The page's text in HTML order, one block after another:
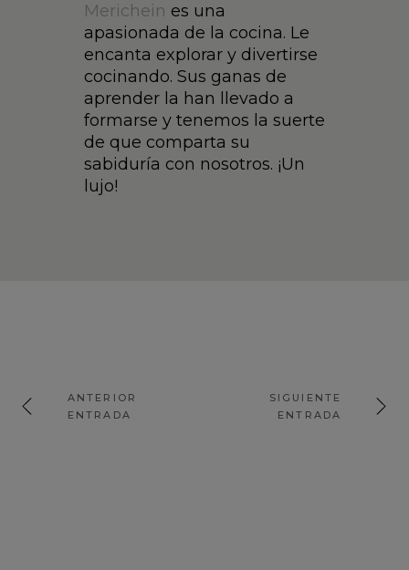
Merichein es una
apasionada de la cocina. Le
encanta explorar y divertirse
cocinando. Sus ganas de
aprender la han llevado a
formarse y tenemos la suerte
de que comparta su
sabiduría con nosotros. ¡Un
lujo!
ANTERIOR
ENTRADA
SIGUIENTE
ENTRADA